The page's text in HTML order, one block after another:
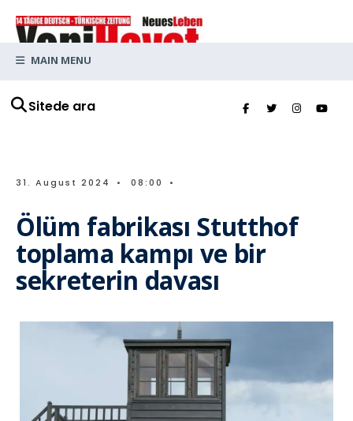
Sitede ara
MAIN MENU
31. August 2024 • 08:00 •
Ölüm fabrikası Stutthof
toplama kampı ve bir
sekreterin davası